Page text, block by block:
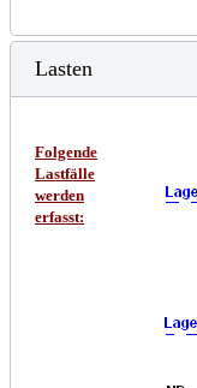
Lasten
Folgende
Lastfälle
werden
erfasst: